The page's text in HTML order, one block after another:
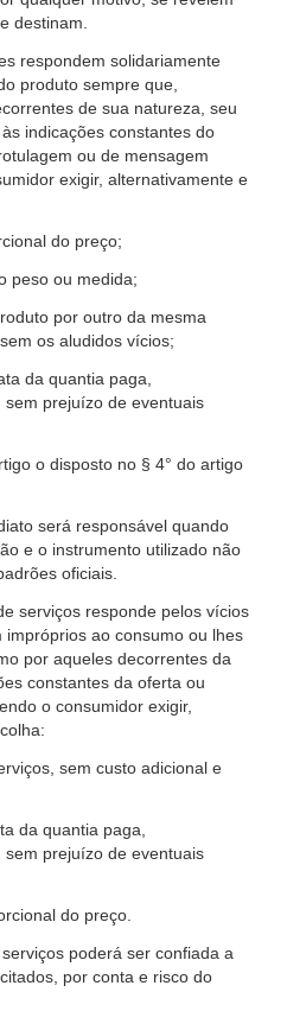
destinam.
respondem solidariamente
produto sempre que,
de sua natureza, seu
indicações constantes do
ou de mensagem
exigir, alternativamente e
do preço;
peso ou medida;
por outro da mesma
os aludidos vícios;
da quantia paga,
prejuízo de eventuais
o disposto no § 4° do artigo
será responsável quando
e o instrumento utilizado não
oficiais.
serviços responde pelos vícios
ao consumo ou lhes
por aqueles decorrentes da
constantes da oferta ou
o consumidor exigir,
sem custo adicional e
da quantia paga,
prejuízo de eventuais
do preço.
poderá ser confiada a
por conta e risco do